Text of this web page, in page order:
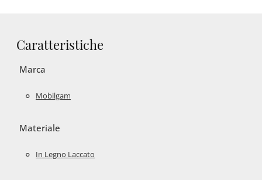
Caratteristiche
Marca
Mobilgam
Materiale
In Legno Laccato